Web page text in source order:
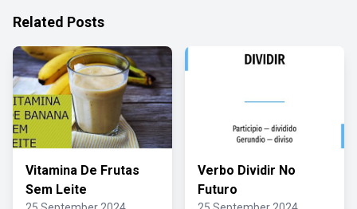
Related Posts
Vitamina De Frutas
Sem Leite
Verbo Dividir No
Futuro